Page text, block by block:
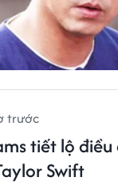
trước
tiết lộ
Swift